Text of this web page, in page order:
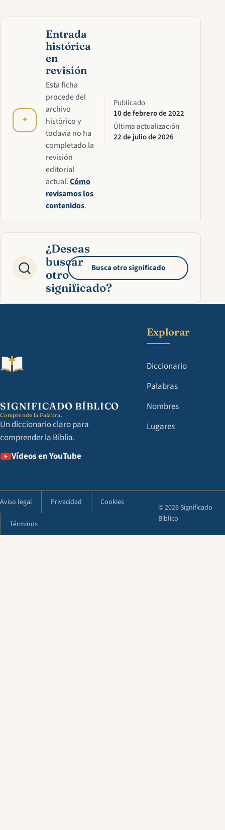
✦
Entrada
histórica
en
revisión
Esta ficha
procede del
archivo
histórico y
todavía no ha
completado la
revisión
editorial
actual.Cómo
revisamos los
contenidos.
Publicado
10 de febrero de 2022
Última actualización
22 de julio de 2026
¿Deseas
buscar
otro
significado?
Busca otro significado
SIGNIFICADO BÍBLICO
Comprende la Palabra.
Un diccionario claro para
comprender la Biblia.
Vídeos en YouTube
Explorar
Diccionario
Palabras
Nombres
Lugares
Aviso legal Privacidad Cookies
Términos
© 2026 Significado
Bíblico